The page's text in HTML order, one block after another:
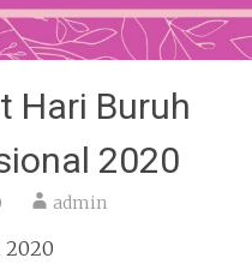
Hari Buruh
2020
admin
2020